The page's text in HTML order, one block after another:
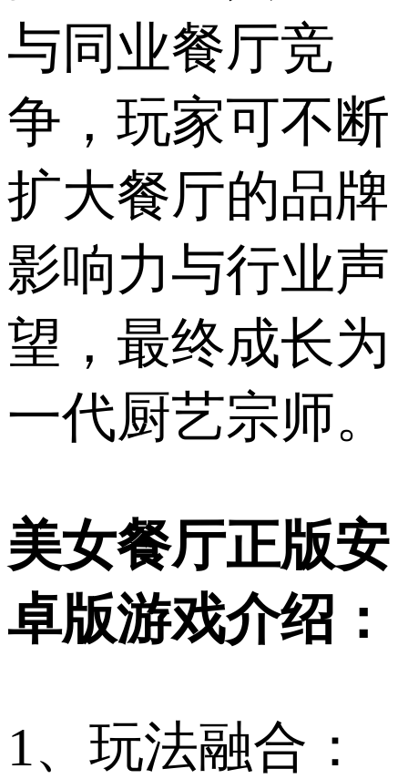
与同业餐厅竞
争，玩家可不断
扩大餐厅的品牌
影响力与行业声
望，最终成长为
一代厨艺宗师。
美女餐厅正版安
卓版游戏介绍：
1、玩法融合：